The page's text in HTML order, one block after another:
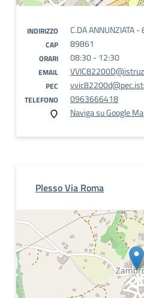
INDIRIZZO C.DA ANNUNZIATA
CAP 89861
ORARI 08:30 - 12:30
EMAIL
PEC
TELEFONO
0963666418
Naviga su Google
Plesso Via Roma